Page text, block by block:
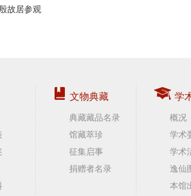
故居参观
文物典藏
典藏藏品名录
馆藏萃珍
征集启事
捐赠者名录
学
概况
学术
学术
逸仙
本馆